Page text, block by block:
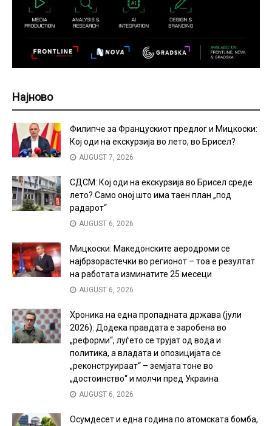
Најново
Филипче за Францускиот предлог и Мицкоски:
Кој оди на екскурзија во лето, во Брисел?
AUGUST 7, 2026
СДСМ: Кој оди на екскурзија во Брисел среде
лето? Само оној што има таен план „под
радарот“
AUGUST 6, 2026
Мицкоски: Македонските аеродроми се
најбрзорастечки во регионот – тоа е резултат
на работата изминатите 25 месеци
AUGUST 6, 2026
Хроника на една пропадната држава (јули
2026): Додека правдата е заробена во
„реформи“, луѓето се трујат од вода и
политика, а владата и опозицијата се
„реконструираат“ – земјата тоне во
„достоинство“ и молчи пред Украина
AUGUST 6, 2026
Осумдесет и една година по атомската бомба,